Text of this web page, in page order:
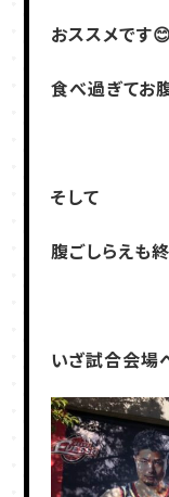
おススメです😊
食べ過ぎてお
そして
腹ごしらえも
いざ試合会場